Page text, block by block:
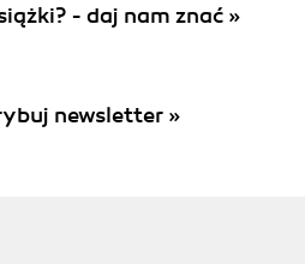
- daj nam znać »
newsletter »